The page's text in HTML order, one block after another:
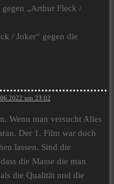
„Arthur Fleck /
/ Joker“ gegen die
um 23:02
Wenn man versucht Alles
Der 1. Film war doch
lassen. Sind die
die Masse die man
die Qualität und die